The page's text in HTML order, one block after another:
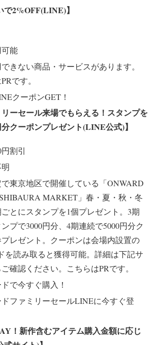
で2%OFF(LINE)】
能
きない商品・サービスがあります。
です。
クーポンGET！
リーセール来場でもらえる！ スタンプを
クーポンプレゼント(LINE公式)】
割引
東京地区で開催している「ONWARD
MARKET」春・夏・秋・冬
とにスタンプを1個プレゼント。3期
プで3000円分、4期連続で5000円分ク
レゼント。クーポンは会場内設置の
を読み取ると獲得可能。詳細は下記サ
確認ください。こちらはPRです。
で今すぐ購入！
ファミリーセールLINEに今すぐ登
！新作含むアイテム購入金額に応じ